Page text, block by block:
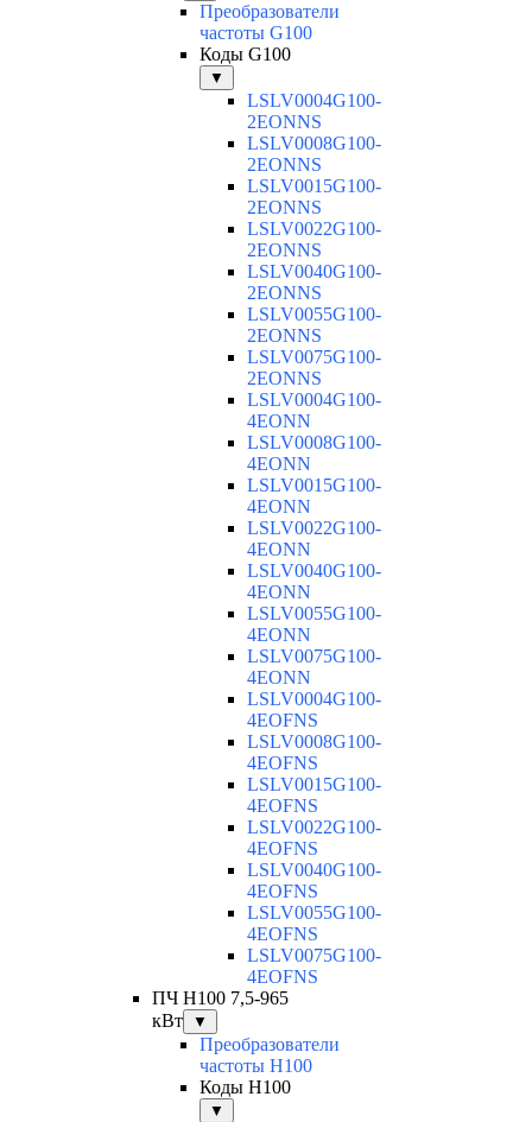
Преобразователи
частоты G100
Коды G100
▼
LSLV0004G100-
2EONNS
LSLV0008G100-
2EONNS
LSLV0015G100-
2EONNS
LSLV0022G100-
2EONNS
LSLV0040G100-
2EONNS
LSLV0055G100-
2EONNS
LSLV0075G100-
2EONNS
LSLV0004G100-
4EONN
LSLV0008G100-
4EONN
LSLV0015G100-
4EONN
LSLV0022G100-
4EONN
LSLV0040G100-
4EONN
LSLV0055G100-
4EONN
LSLV0075G100-
4EONN
LSLV0004G100-
4EOFNS
LSLV0008G100-
4EOFNS
LSLV0015G100-
4EOFNS
LSLV0022G100-
4EOFNS
LSLV0040G100-
4EOFNS
LSLV0055G100-
4EOFNS
LSLV0075G100-
4EOFNS
ПЧ H100 7,5-965
кВт
▼
Преобразователи
частоты H100
Коды H100
▼